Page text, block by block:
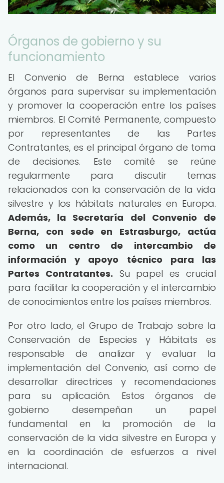
Órganos de gobierno y su
funcionamiento
El Convenio de Berna establece varios
órganos para supervisar su implementación
y promover la cooperación entre los países
miembros. El Comité Permanente, compuesto
por representantes de las Partes
Contratantes, es el principal órgano de toma
de decisiones. Este comité se reúne
regularmente para discutir temas
relacionados con la conservación de la vida
silvestre y los hábitats naturales en Europa.
Además, la Secretaría del Convenio de
Berna, con sede en Estrasburgo, actúa
como un centro de intercambio de
información y apoyo técnico para las
Partes Contratantes. Su papel es crucial
para facilitar la cooperación y el intercambio
de conocimientos entre los países miembros.
Por otro lado, el Grupo de Trabajo sobre la
Conservación de Especies y Hábitats es
responsable de analizar y evaluar la
implementación del Convenio, así como de
desarrollar directrices y recomendaciones
para su aplicación. Estos órganos de
gobierno desempeñan un papel
fundamental en la promoción de la
conservación de la vida silvestre en Europa y
en la coordinación de esfuerzos a nivel
internacional.